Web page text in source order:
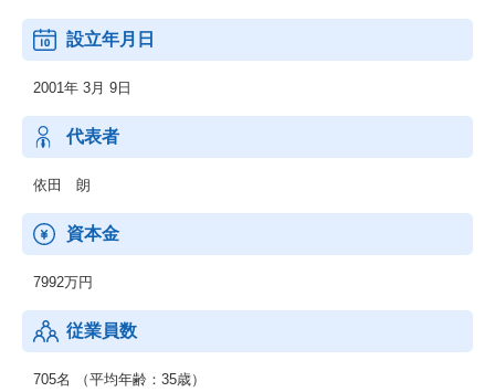
設立年月日
2001年 3月 9日
代表者
依田 朗
資本金
7992万円
従業員数
705名 （平均年齢：35歳）